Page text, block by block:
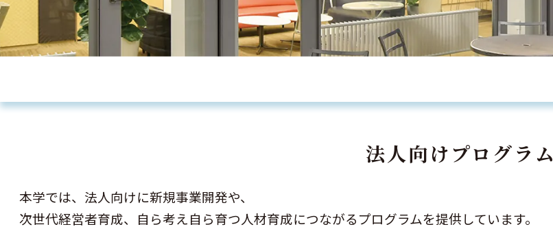
法人向けプログラム
本学では、法人向けに新規事業開発や、
次世代経営者育成、自ら考え自ら育つ人材育成につながるプログラムを提供しています。